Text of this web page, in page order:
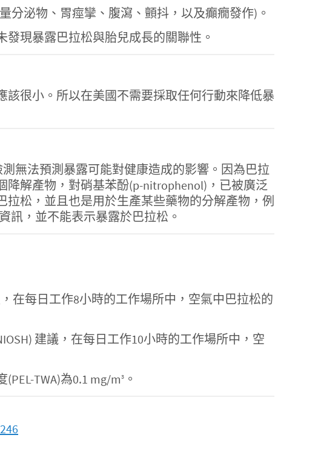
分泌物、胃痙攣、腹瀉、顫抖，以及癲癇發作)。
現暴露巴拉松與胎兒成長的關聯性。
很小。所以在美國不需要採取任何行動來降低暴
無法預測暴露可能對健康造成的影響。因為巴拉
解產物，對硝基苯酚(p-nitrophenol)，已被廣泛
松，並且也是用於生產某些藥物的分解產物，例
訊，並不能表示暴露於巴拉松。
在每日工作8小時的工作場所中，空氣中巴拉松的
建議，在每日工作10小時的工作場所中，空
TWA)為0.1 mg/m3 。